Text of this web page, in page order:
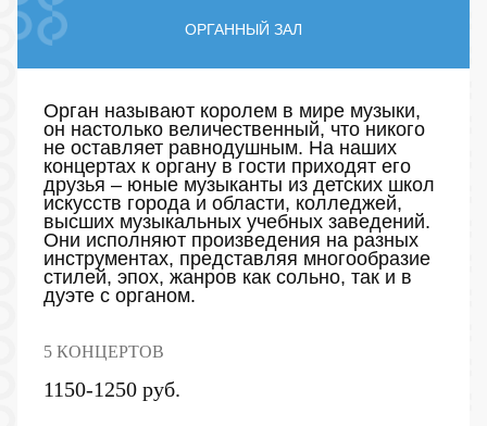
ОРГАННЫЙ ЗАЛ
Орган называют королем в мире музыки,
он настолько величественный, что никого
не оставляет равнодушным. На наших
концертах к органу в гости приходят его
друзья – юные музыканты из детских школ
искусств города и области, колледжей,
высших музыкальных учебных заведений.
Они исполняют произведения на разных
инструментах, представляя многообразие
стилей, эпох, жанров как сольно, так и в
дуэте с органом.
5 КОНЦЕРТОВ
1150-1250 руб.